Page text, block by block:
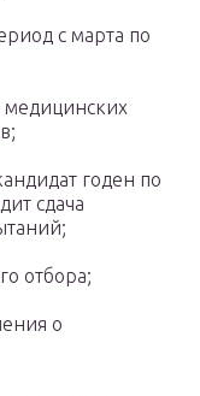
с марта по
медицинских
годен по
сдача
отбора;
о